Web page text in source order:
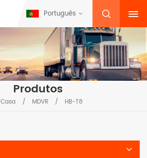
Português
Produtos
Casa / MDVR / HB-T8